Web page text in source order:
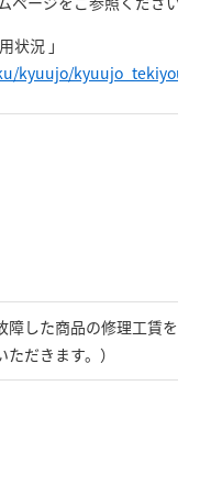
状況 」
kyuujo/
した商品の修理工賃を
だきます。）